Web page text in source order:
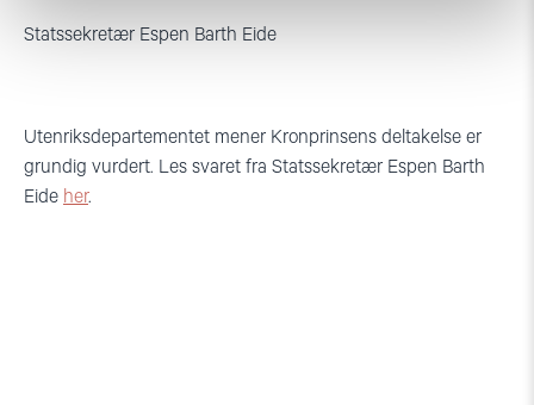
Statssekretær Espen Barth Eide
Utenriksdepartementet mener Kronprinsens deltakelse er
grundig vurdert. Les svaret fra Statssekretær Espen Barth
Eide her.